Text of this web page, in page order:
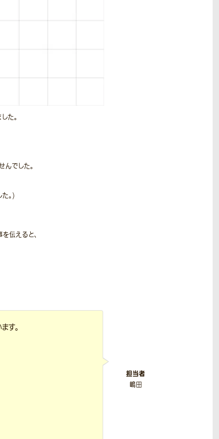
た。
んでした。
。)
伝えると、
す。
担当者
嶋田